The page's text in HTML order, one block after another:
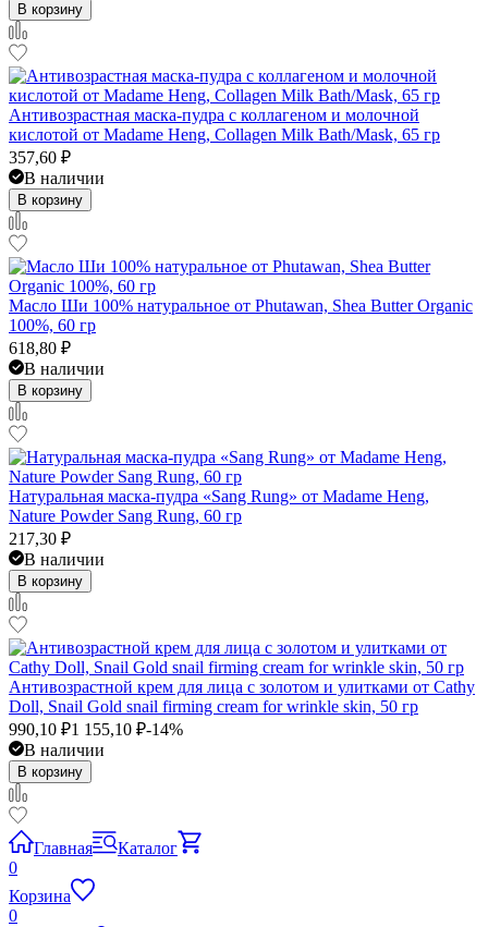
В корзину
Антивозрастная маска-пудра с коллагеном и молочной
кислотой от Madame Heng, Collagen Milk Bath/Mask, 65 гр
357,60 ₽
В наличии
В корзину
Масло Ши 100% натуральное от Phutawan, Shea Butter Organic
100%, 60 гр
618,80 ₽
В наличии
В корзину
Натуральная маска-пудра «Sang Rung» от Madame Heng,
Nature Powder Sang Rung, 60 гр
217,30 ₽
В наличии
В корзину
Антивозрастной крем для лица с золотом и улитками от Cathy
Doll, Snail Gold snail firming cream for wrinkle skin, 50 гр
990,10 ₽1 155,10 ₽-14%
В наличии
В корзину
Главная
Каталог
0
Корзина
0